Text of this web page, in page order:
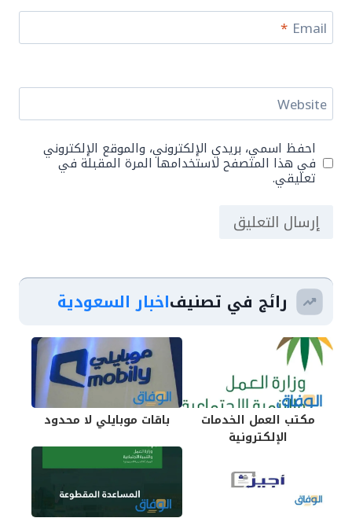
Email
*
Website
احفظ اسمي، بريدي الإلكتروني، والموقع الإلكتروني
في هذا المتصفح لاستخدامها المرة المقبلة في
تعليقي.
رائج في تصنيفاخبار السعودية
مكتب العمل الخدمات
الإلكترونية
باقات موبايلي لا محدود